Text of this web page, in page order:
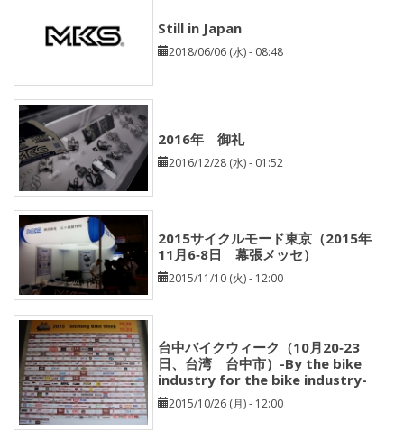
Still in Japan
2018/06/06 (水) - 08:48
2016年 御礼
2016/12/28 (水) - 01:52
2015サイクルモード東京（2015年
11月6‐8日 幕張メッセ）
2015/11/10 (火) - 12:00
台中バイクウィーク（10月20‐23
日、台湾 台中市）-By the bike
industry for the bike industry-
2015/10/26 (月) - 12:00